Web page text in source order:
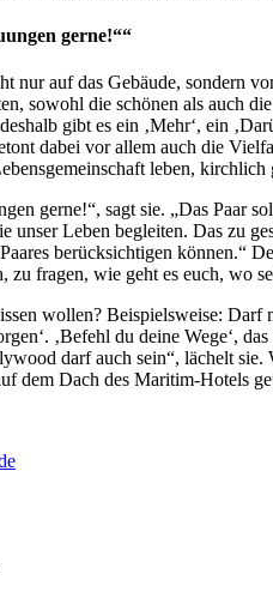
gerne!““
nur auf das Gebäude, sondern
sowohl die schönen als auch
gibt es ein ‚Mehr‘, ein
dabei vor allem auch die
leben,
gerne!“, sagt sie. „Das Paar
unser Leben begleiten. Das zu
berücksichtigen können.“
zu fragen, wie geht es euch, wo
wollen? Beispielsweise:
‚Befehl du deine Wege‘,
darf auch sein“, lächelt
dem Dach des Maritim-Hotels